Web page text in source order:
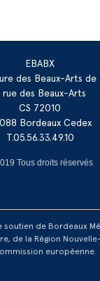
EBABX
des Beaux-Arts de
rue des Beaux-Arts
CS 72010
Bordeaux Cedex
T.05.56.33.49.10
Tous droits réservés
soutien de Bordeaux
de la Région
européenne.